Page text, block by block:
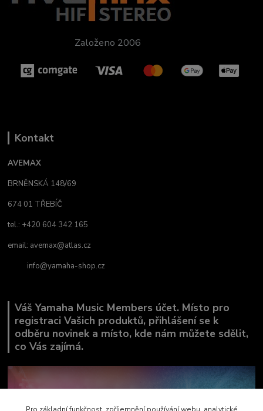
Založeno 2006
Kontakt
AVEMAX
BRNĚNSKÁ 148/69
674 01 TŘEBÍČ
tel.: +420 604 342 165
email: avemax@atlas.cz
info@yamaha-shop.cz
Váš Yamaha Music Members účet. Místo pro
registraci Vašich produktů, přihlášení se k
odběru novinek a místo, kde nám můžete sdělit,
co Vás zajímá.